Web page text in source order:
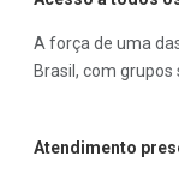
A força de uma
Brasil, com
Atendimento